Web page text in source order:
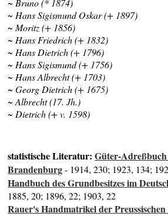
~ Bruno (* 1874)
~ Hans Sigismund Oskar (+ 1897)
~ Moritz (+ 1856)
~ Hans Friedrich (+ 1832)
~ Hans Dietrich (+ 1796)
~ Hans Sigismund (+ 1756)
~ Hans Albrecht (+ 1703)
~ Georg Dietrich (+ 1675)
~ Albrecht (17. Jh.)
~ Dietrich (+ v. 1598)
statistische Literatur:Güter-
Brandenburg- 1914, 230; 1923, 134;
Handbuch des Grundbesitzes im
1885, 20; 1896, 22; 1903, 22
Rauer's Handmatrikel der